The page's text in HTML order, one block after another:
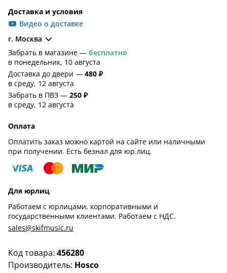
Код товара: 456280
Производитель: Hosco
Доставка и условия
Видео о доставке
г. Москва
Забрать в магазине — бесплатно
в понедельник, 10 августа
Доставка до двери — 480 ₽
в среду, 12 августа
Забрать в ПВЗ — 250 ₽
в среду, 12 августа
Оплата
Оплатить заказ можно картой на сайте или наличными
при получении. Есть безнал для юр.лиц.
Для юрлиц
Работаем с юрлицами, корпоративными и
государственными клиентами. Работаем с НДС.
sales@skifmusic.ru